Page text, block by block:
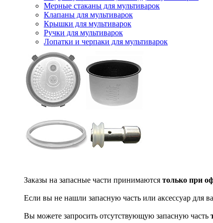
Мерные стаканы для мультиварок
Клапаны для мультиварок
Крышки для мультиварок
Ручки для мультиварок
Лопатки и черпаки для мультиварок
Заказы на запасные части принимаются только при
Если вы не нашли запасную часть или аксессуар для
Вы можете запросить отсутствующую запасную часть